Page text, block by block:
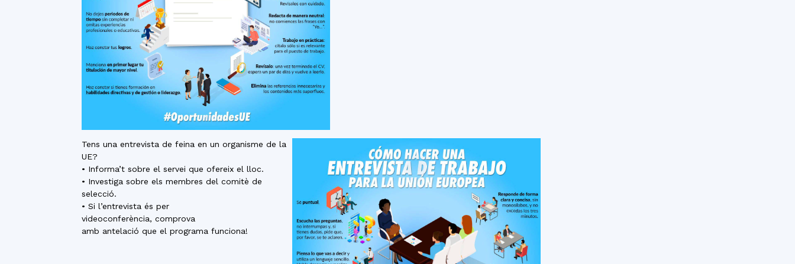
Tens una entrevista de feina en un organisme de la
UE?
• Informa’t sobre el servei que ofereix el lloc.
• Investiga sobre els membres del comitè de
selecció.
• Si l’entrevista és per
videoconferència, comprova
amb antelació que el programa funciona!